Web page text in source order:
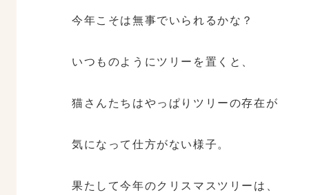
今年こそは無事でいられるかな？
いつものようにツリーを置くと、
猫さんたちはやっぱりツリーの存在が
気になって仕方がない様子。
果たして今年のクリスマスツリーは、